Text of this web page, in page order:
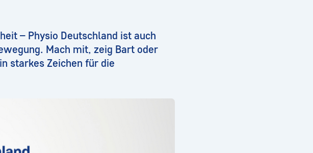
– Physio Deutschland ist auch
Mach mit, zeig Bart oder
starkes Zeichen für die